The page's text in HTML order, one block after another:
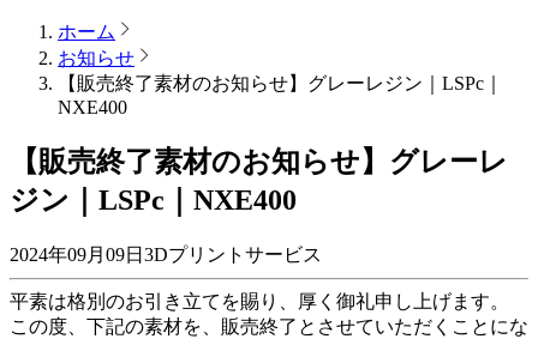
ホーム
お知らせ
【販売終了素材のお知らせ】グレーレジン｜LSPc｜
NXE400
【販売終了素材のお知らせ】グレーレ
ジン｜LSPc｜NXE400
2024年09月09日 3Dプリントサービス
平素は格別のお引き立てを賜り、厚く御礼申し上げます。
この度、下記の素材を、販売終了とさせていただくことにな